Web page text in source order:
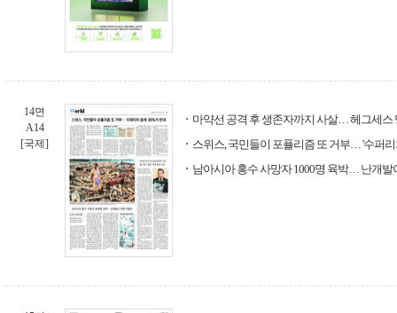
14면
A14
[국제]
마약선 공격 후 생존자까지 사살… 헤그세스
스위스, 국민들이 포퓰리즘 또 거부… '수퍼리
남아시아 홍수 사망자 1000명 육박… 난개발